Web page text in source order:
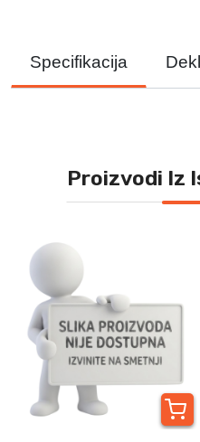
Specifikacija
Proizvodi Iz